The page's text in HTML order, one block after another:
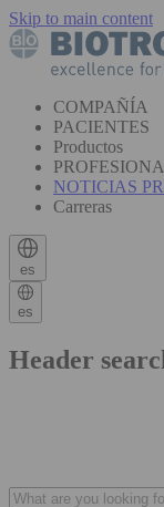
Skip to main content
COMPAÑÍA
PACIENTES
Productos
NOTICIAS
Carreras
es
es
Header